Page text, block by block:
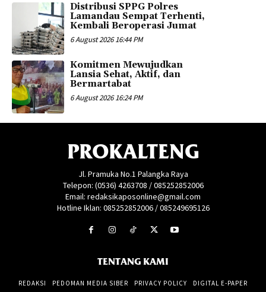
Distribusi SPPG Polres
Lamandau Sempat Terhenti,
Kembali Beroperasi Jumat
6 August 2026 16:44 PM
Komitmen Mewujudkan
Lansia Sehat, Aktif, dan
Bermartabat
6 August 2026 16:24 PM
PROKALTENG
Jl. Pramuka No.1 Palangka Raya
Telepon: (0536) 4263708 / 085252852006
Email: redaksikaposonline@gmail.com
Hotline Iklan: 085252852006 / 085249695126
TENTANG KAMI
REDAKSI PEDOMAN MEDIA SIBER PRIVACY POLICY DIGITAL E-PAPER